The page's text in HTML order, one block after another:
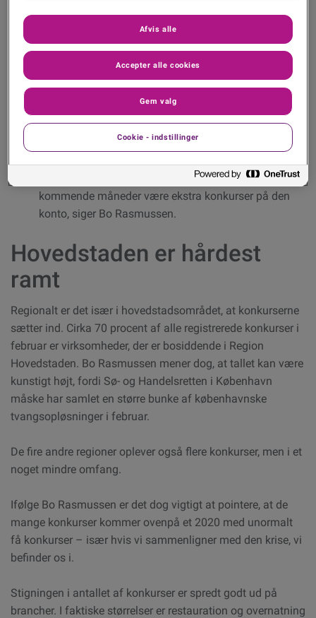
Næsten halvdelen af de konkursramte selskaber er
såkaldte iværksætterselskaber (IVS’ere), der senest til
oktober skal omdannes til en anden
virksomhedskonstruktion, selv lukke virksomheden eller
blive begæret konkurs.
Politikerne har besluttet at udfase de såkaldte 1-
også ser i konkurstallene nu. Og der vil i de
kommende måneder være ekstra konkurser på den
konto, siger Bo Rasmussen.
Hovedstaden er hårdest
ramt
Regionalt er det især i hovedstadsområdet, at konkurserne
sætter ind. Cirka 70 procent af alle registrerede konkurser i
februar er virksomheder, der er bosiddende i Region
Hovedstaden. Bo Rasmussen mener dog, at tallet kan være
kunstigt højt, fordi Sø- og Handelsretten i København
måske har samlet en større bunke af københavnske
tvangsopløsninger i februar.
De fire andre regioner oplever også flere konkurser, men i et
noget mindre omfang.
Ifølge Bo Rasmussen er det dog vigtigt at pointere, at de
mange konkurser kommer ovenpå et 2020 med unormalt
få konkurser – især hvis vi sammenligner med den krise, vi
befinder os i.
Stigningen i antallet af konkurser er spredt godt ud på
brancher. I faktiske størrelser er restauration og overnatning
Afvis alle
Accepter alle cookies
Gem valg
Cookie - indstillinger